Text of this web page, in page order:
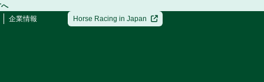
企業情報
Horse Racing in Japan